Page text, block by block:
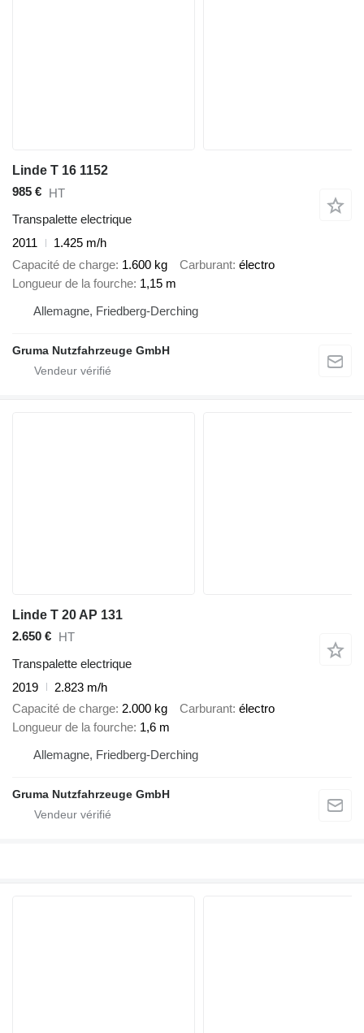
Linde T 16 1152
985 € HT
Transpalette electrique
2011
1.425 m/h
Capacité de charge 1.600 kg Carburant électro
Longueur de la fourche 1,15 m
Allemagne, Friedberg-Derching
Gruma Nutzfahrzeuge GmbH
Linde T 20 AP 131
2.650 € HT
Transpalette electrique
2019
2.823 m/h
Capacité de charge 2.000 kg Carburant électro
Longueur de la fourche 1,6 m
Allemagne, Friedberg-Derching
Gruma Nutzfahrzeuge GmbH